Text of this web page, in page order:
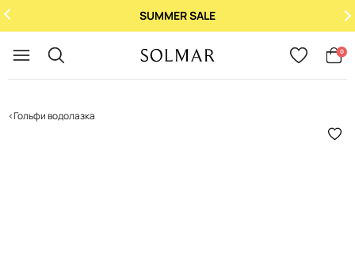
SUMMER SALE
0
Гольфи водолазка